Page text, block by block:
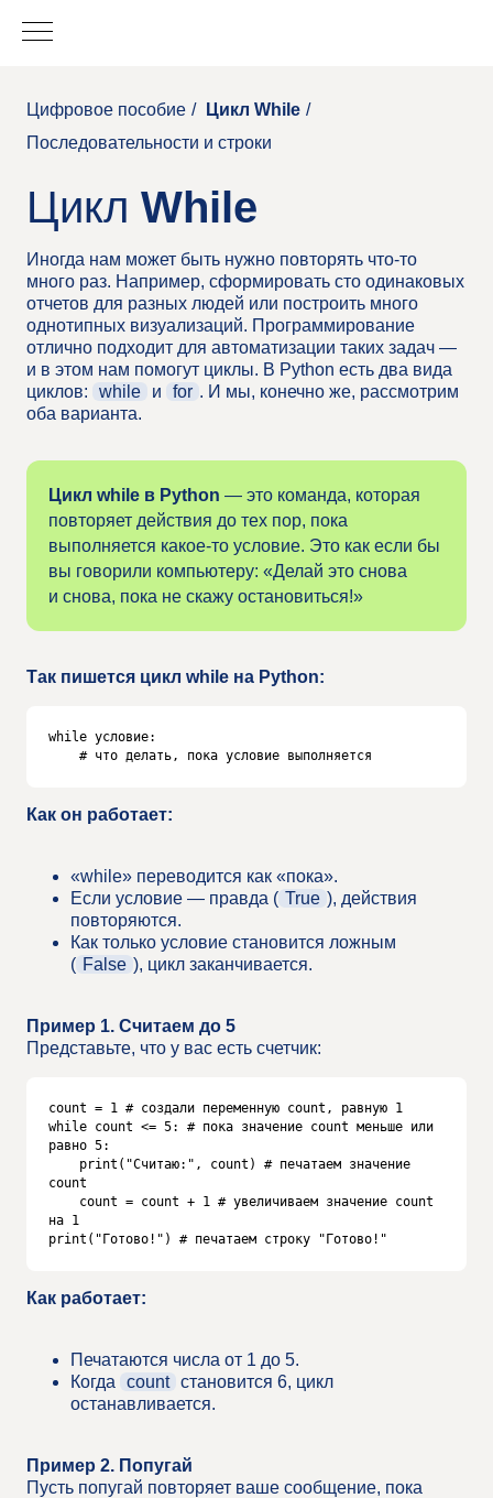
Цифровое пособие / Цикл While /
Последовательности и строки
Цикл While
Иногда нам может быть нужно повторять что-то
много раз. Например, сформировать сто одинаковых
отчетов для разных людей или построить много
однотипных визуализаций. Программирование
отлично подходит для автоматизации таких задач —
и в этом нам помогут циклы. В Python есть два вида
циклов:
while и for . И мы, конечно же, рассмотрим
оба варианта.
Цикл while в Python — это команда, которая
повторяет действия до тех пор, пока
выполняется какое-то условие. Это как если бы
вы говорили компьютеру: «Делай это снова
и снова, пока не скажу остановиться!»
Так пишется цикл while на Python:
while условие:
    # что делать, пока условие выполняется
Как он работает:
«while» переводится как «пока».
Если условие — правда ( True ), действия
повторяются.
Как только условие становится ложным
( False ), цикл заканчивается.
Пример 1. Считаем до 5
Представьте, что у вас есть счетчик:
count = 1 # создали переменную count, равную 1
while count <= 5: # пока значение count меньше или
равно 5:
count
на 1
print("Готово!") # печатаем строку "Готово!"
Как работает:
Печатаются числа от 1 до 5.
Когда
count становится 6, цикл
останавливается.
Пример 2. Попугай
Пусть попугай повторяет ваше сообщение, пока